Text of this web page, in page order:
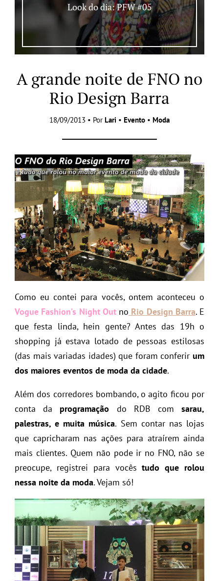
Look do dia: PFW #05
A grande noite de FNO no
Rio Design Barra
18/09/2013 • Por Lari • Evento • Moda
Como eu contei para vocês, ontem aconteceu o
Vogue Fashion’s Night Outno Rio Design Barra. E
que festa linda, hein gente? Antes das 19h o
shopping já estava lotado de pessoas estilosas
(das mais variadas idades) que foram conferir um
dos maiores eventos de moda da cidade.
Além dos corredores bombando, o agito ficou por
conta da programação do RDB comsarau,
palestras, e muita música. Sem contar nas lojas
que capricharam nas ações para atraírem ainda
mais clientes. Quem não pode ir no FNO, não se
preocupe, registrei para vocês tudo que rolou
nessa noite da moda. Vejam só!